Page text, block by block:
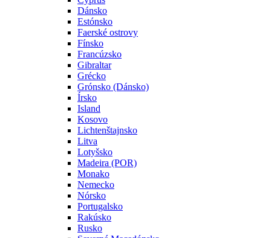
Dánsko
Estónsko
Faerské ostrovy
Fínsko
Francúzsko
Gibraltar
Grécko
Grónsko (Dánsko)
Írsko
Island
Kosovo
Lichtenštajnsko
Litva
Lotyšsko
Madeira (POR)
Monako
Nemecko
Nórsko
Portugalsko
Rakúsko
Rusko